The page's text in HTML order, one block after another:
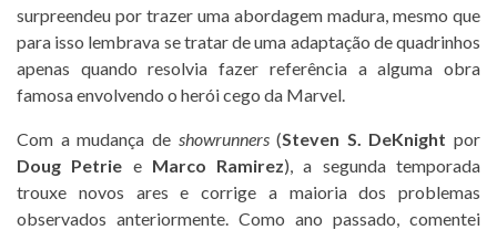
surpreendeu por trazer uma abordagem madura, mesmo que
para isso lembrava se tratar de uma adaptação de quadrinhos
apenas quando resolvia fazer referência a alguma obra
famosa envolvendo o herói cego da Marvel.
Com a mudança de showrunners(Steven S. DeKnight por
Doug Petrie e Marco Ramirez), a segunda temporada
trouxe novos ares e corrige a maioria dos problemas
observados anteriormente. Como ano passado, comentei